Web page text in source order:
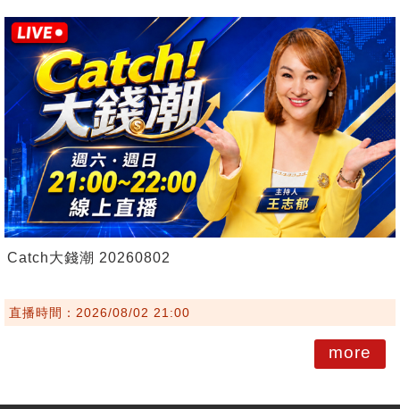
Catch大錢潮 20260802
直播時間：2026/08/02 21:00
more